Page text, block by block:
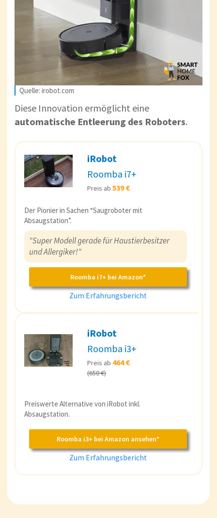
Quelle: irobot.com
Diese Innovation ermöglicht eine
automatische Entleerung des Roboters.
iRobot
Roomba i7+
Preis ab 539 €
Der Pionier in Sachen “Saugroboter mit
Absaugstation”.
"Super Modell gerade für Haustierbesitzer
und Allergiker!"
Roomba i7+ bei Amazon*
Zum Erfahrungsbericht
iRobot
Roomba i3+
Preis ab 464 €
(650 €)
Preiswerte Alternative von iRobot inkl.
Absaugstation.
Roomba i3+ bei Amazon ansehen*
Zum Erfahrungsbericht